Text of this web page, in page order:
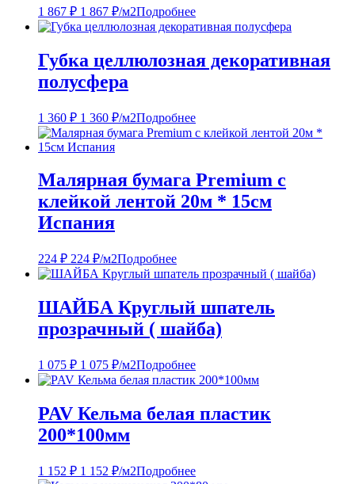
1 867 ₽ 1 867 ₽/м2Подробнее
Губка целлюлозная декоративная
полусфера
1 360 ₽ 1 360 ₽/м2Подробнее
Малярная бумага Premium с
клейкой лентой 20м * 15см
Испания
224 ₽ 224 ₽/м2Подробнее
ШАЙБА Круглый шпатель
прозрачный ( шайба)
1 075 ₽ 1 075 ₽/м2Подробнее
PAV Кельма белая пластик
200*100мм
1 152 ₽ 1 152 ₽/м2Подробнее